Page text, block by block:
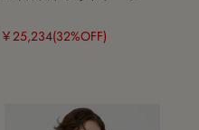
￥25,234(32%OFF)